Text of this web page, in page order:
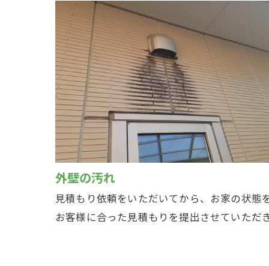
外壁の汚れ
見積もり依頼をいただいてから、お家の状
お客様に合った見積もりを提出させていただ